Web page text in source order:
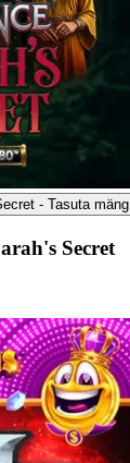
- Tasuta mäng
Secret